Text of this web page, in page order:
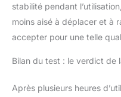
stabilité pendant
moins aisé à déplacer et à
accepter pour une telle
Bilan du test : le verdict de
Après plusieurs heures